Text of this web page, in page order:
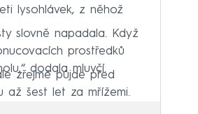
lysohlávek, z něhož
slovně napadala. Když
prostředků
dodala mluvčí.
zřejmě půjde před
až šest let za mřížemi.